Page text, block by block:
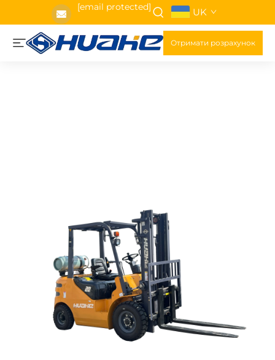
[email protected] UK
Отримати розрахунок